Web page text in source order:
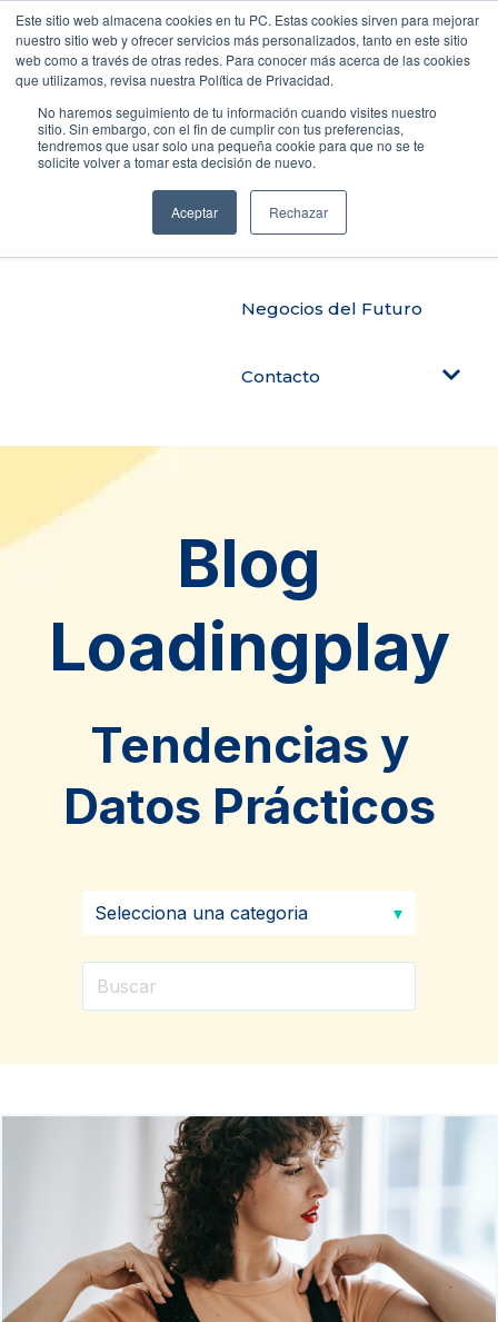
Este sitio web almacena cookies en tu PC. Estas cookies sirven para mejorar
nuestro sitio web y ofrecer servicios más personalizados, tanto en este sitio
web como a través de otras redes. Para conocer más acerca de las cookies
que utilizamos, revisa nuestra Política de Privacidad.
No haremos seguimiento de tu información cuando visites nuestro
sitio. Sin embargo, con el fin de cumplir con tus preferencias,
tendremos que usar solo una pequeña cookie para que no se te
solicite volver a tomar esta decisión de nuevo.
Aceptar Rechazar
Productos
Automatiza tu negocio
Blog Tendencias
Negocios del Futuro
Contacto
Blog
Loadingplay
Tendencias y
Datos Prácticos